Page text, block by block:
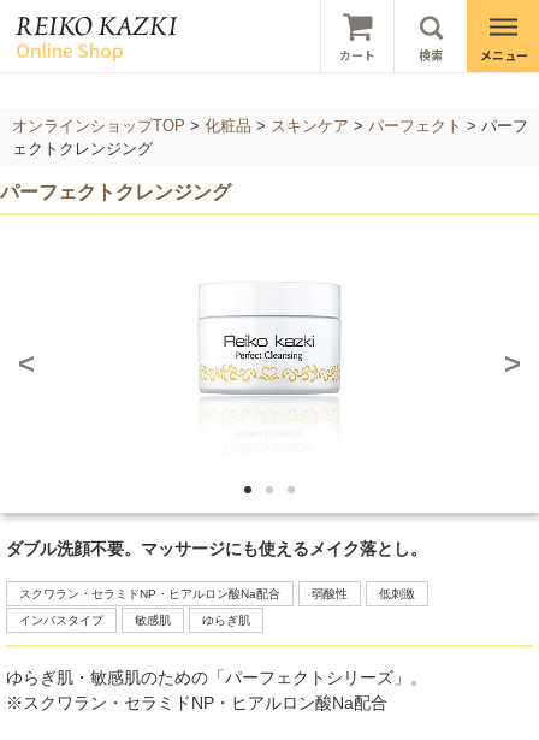
オンラインショップTOP > 化粧品 > スキンケア > パーフェクト > パーフ
ェクトクレンジング
パーフェクトクレンジング
< >
ダブル洗顔不要。マッサージにも使えるメイク落とし。
スクワラン・セラミドNP・ヒアルロン酸Na配合 弱酸性
低刺激
インバスタイプ
敏感肌 ゆらぎ肌
ゆらぎ肌・敏感肌のための「パーフェクトシリーズ」。
※スクワラン・セラミドNP・ヒアルロン酸Na配合